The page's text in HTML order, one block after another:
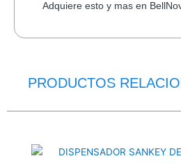
Adquiere esto y mas en
PRODUCTOS
original
era: